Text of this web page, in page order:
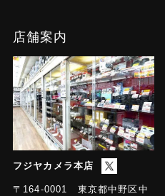
店舗案内
フジヤカメラ本店
〒164-0001 東京都中野区中